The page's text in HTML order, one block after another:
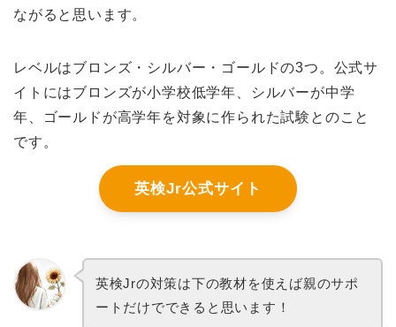
ながると思います。
レベルはブロンズ・シルバー・ゴールドの3つ。公式サ
イトにはブロンズが小学校低学年、シルバーが中学
年、ゴールドが高学年を対象に作られた試験とのこと
です。
英検Jr公式サイト
英検Jrの対策は下の教材を使えば親のサポ
ートだけでできると思います！